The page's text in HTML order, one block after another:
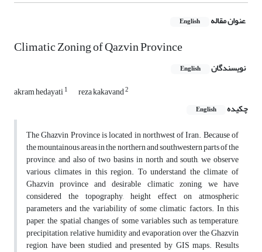
عنوان مقاله English
Climatic Zoning of Qazvin Province
نویسندگان English
akram hedayati1 reza kakavand2
چکیده English
The Ghazvin Province is located in northwest of Iran. Because of
the mountainous areas in the northern and southwestern parts of the
province, and also of two basins in north and south, we observe
various climates in this region. To understand the climate of
Ghazvin province and desirable climatic zoning, we have
considered the topography, height effect on atmospheric
parameters and the variability of some climatic factors. In this
paper, the spatial changes of some variables such as temperature,
precipitation, relative humidity and evaporation over the Ghazvin
region, have been studied and presented by GIS maps. Results